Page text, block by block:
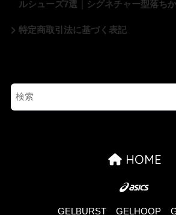
ルシューズ7選｜シグネチャー型落ち
特定商取引法に基づく表記
HOME
GELBURST GELHOOP